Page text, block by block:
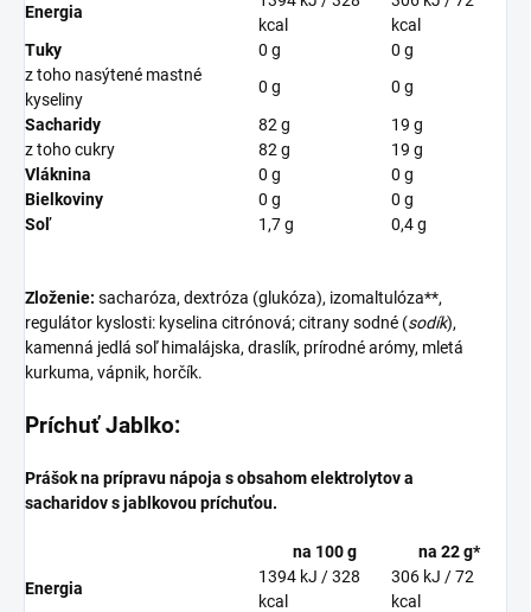
Energia
kcal
kcal
Tuky
0 g
0 g
z toho nasýtené mastné
kyseliny
0 g
0 g
Sacharidy
82 g
19 g
z toho cukry
82 g
19 g
Vláknina
0 g
0 g
Bielkoviny
0 g
0 g
Soľ
1,7 g 0,4 g
Zloženie: sacharóza, dextróza (glukóza), izomaltulóza**,
regulátor kyslosti: kyselina citrónová; citrany sodné (sodík),
kamenná jedlá soľ himalájska, draslík, prírodné arómy, mletá
kurkuma, vápnik, horčík.
Príchuť Jablko:
Prášok na prípravu nápoja s obsahom elektrolytov a
sacharidov s jablkovou príchuťou.
na 100 g na 22 g*
Energia
1394 kJ / 328
kcal
306 kJ / 72
kcal